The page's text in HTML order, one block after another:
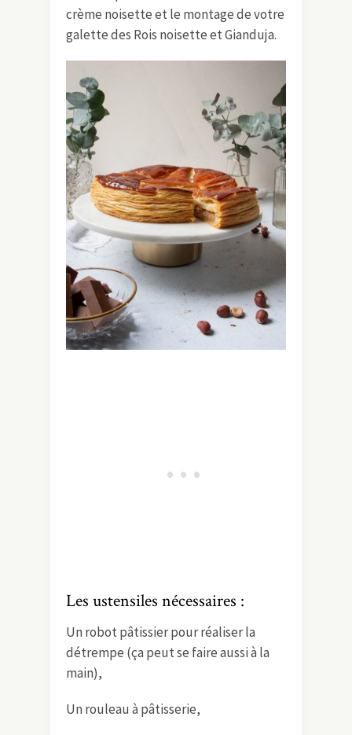
crème noisette et le montage de votre
galette des Rois noisette et Gianduja.
Les ustensiles nécessaires :
Un robot pâtissier pour réaliser la
détrempe (ça peut se faire aussi à la
main),
Un rouleau à pâtisserie,